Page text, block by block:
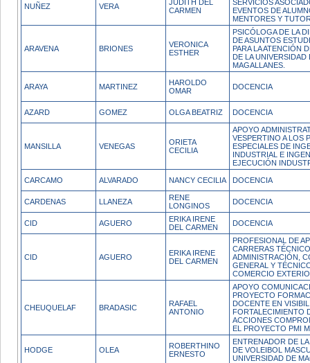
NUÑEZ VERA
JUDITH DEL
CARMEN
SERVICIOS
EVENTOS DE
MENTORES Y
ARAVENA BRIONES
VERONICA
ESTHER
PSICÓLOGA DE LA
DE ASUNTOS
PARA LA ATENCIÓN
DE LA UNIVERSIDAD
MAGALLANES.
ARAYA MARTINEZ
HAROLDO
OMAR
DOCENCIA
AZARD GOMEZ OLGA BEATRIZ DOCENCIA
MANSILLA VENEGAS
ORIETA
CECILIA
APOYO
VESPERTINO A LOS
ESPECIALES DE
INDUSTRIAL E
EJECUCIÓN
CARCAMO ALVARADO NANCY CECILIA DOCENCIA
CARDENAS LLANEZA
RENE
LONGINOS
DOCENCIA
CID AGUERO
ERIKA IRENE
DEL CARMEN
DOCENCIA
CID AGUERO
ERIKA IRENE
DEL CARMEN
PROFESIONAL DE
CARRERAS
ADMINISTRACIÓN,
GENERAL Y
COMERCIO
CHEUQUELAF BRADASIC
RAFAEL
ANTONIO
APOYO
PROYECTO
DOCENTE EN
FORTALECIMIENTO
ACCIONES
EL PROYECTO PMI
HODGE OLEA
ROBERTHINO
ERNESTO
ENTRENADOR DE
DE VOLEIBOL
UNIVERSIDAD DE